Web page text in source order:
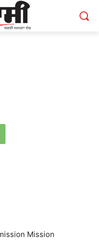
Mission